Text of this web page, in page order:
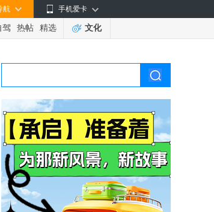
手机爱卡
航
驾 热帖 精选 文化